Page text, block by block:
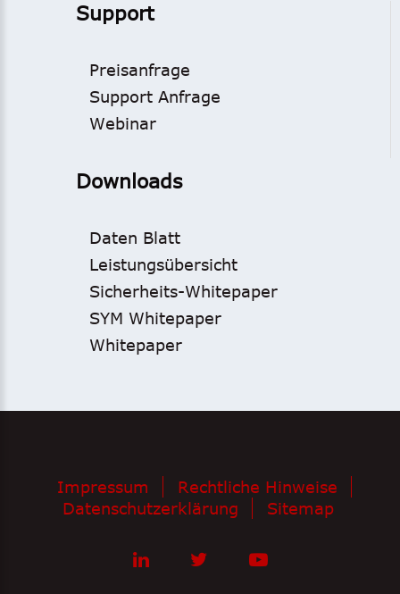
Support
Preisanfrage
Support Anfrage
Webinar
Downloads
Daten Blatt
Leistungsübersicht
Sicherheits-Whitepaper
SYM Whitepaper
Whitepaper
Impressum
Rechtliche Hinweise
Datenschutzerklärung
Sitemap